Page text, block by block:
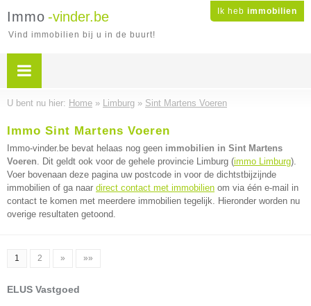
Ik heb immobilien
Immo -vinder.be
Vind immobilien bij u in de buurt!
U bent nu hier: Home » Limburg » Sint Martens Voeren
Immo Sint Martens Voeren
Immo-vinder.be bevat helaas nog geen immobilien in Sint Martens
Voeren. Dit geldt ook voor de gehele provincie Limburg (immo Limburg).
Voer bovenaan deze pagina uw postcode in voor de dichtstbijzijnde
immobilien of ga naar direct contact met immobilien om via één e-mail in
contact te komen met meerdere immobilien tegelijk. Hieronder worden nu
overige resultaten getoond.
1 2 » »»
ELUS Vastgoed